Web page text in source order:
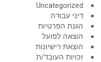
Uncategorized
דיני עבודה
הגנת הפרטיות
הוצאה לפועל
הוצאת רישיונות
זכויות העובד/ת